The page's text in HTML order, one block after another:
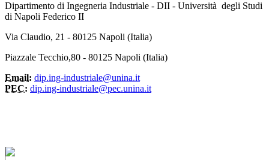
Dipartimento di Ingegneria Industriale - DII - Università degli Studi
di Napoli Federico II
Via Claudio, 21 - 80125 Napoli (Italia)
Piazzale Tecchio,80 - 80125 Napoli (Italia)
Email: dip.ing-industriale@unina.it
PEC: dip.ing-industriale@pec.unina.it